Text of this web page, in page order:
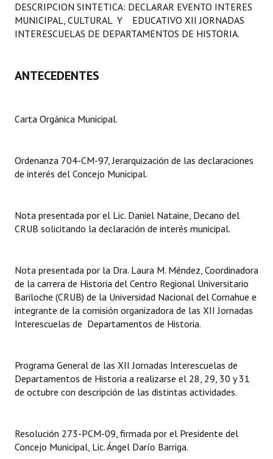
Programas
Constitución Nacional
Carta Orgánica 2007
Digesto
DOCUMENTOS
Proyectos Presentados
Dictámenes Asesoría Letrada
Actas de Sesión
Ejecución Presupuestaria
NORMATIVA
DESCRIPCION SINTETICA: DECLARAR EVENTO INTERES
MUNICIPAL, CULTURAL Y EDUCATIVO XII JORNADAS
INTERESCUELAS DE DEPARTAMENTOS DE HISTORIA.
ANTECEDENTES
Carta Orgánica Municipal.
Ordenanza 704-CM-97, Jerarquización de las declaraciones
de interés del Concejo Municipal.
Nota presentada por el Lic. Daniel Nataine, Decano del
CRUB solicitando la declaración de interés municipal.
Nota presentada por la Dra. Laura M. Méndez, Coordinadora
de la carrera de Historia del Centro Regional Universitario
Bariloche (CRUB) de la Universidad Nacional del Comahue e
integrante de la comisión organizadora de las XII Jornadas
Interescuelas de Departamentos de Historia.
Programa General de las XII Jornadas Interescuelas de
Departamentos de Historia a realizarse el 28, 29, 30 y 31
de octubre con descripción de las distintas actividades.
Resolución 273-PCM-09, firmada por el Presidente del
Concejo Municipal, Lic. Ángel Darío Barriga.